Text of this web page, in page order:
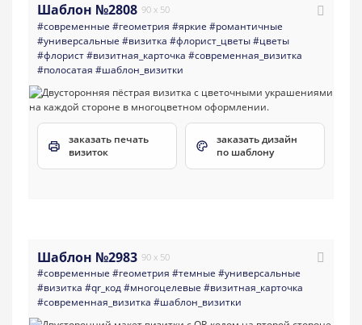
Шаблон №2808 90 x 50
#современные #геометрия #яркие #романтичные
#универсальные #визитка #флорист_цветы#цветы
#флорист#визитная_карточка #современная_визитка
#полосатая #шаблон_визитки
заказать печать
визиток
заказать дизайн
по шаблону
Шаблон №2983 90 x 50
#современные #геометрия #темные #универсальные
#визитка #qr_код#многоцелевые #визитная_карточка
#современная_визитка #шаблон_визитки